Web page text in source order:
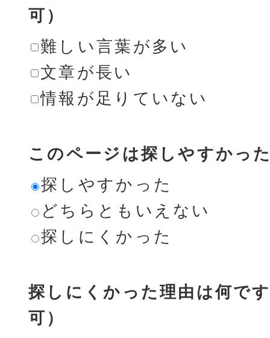
可）
難しい言葉が多い
文章が長い
情報が足りていない
このページは探しやすかっ
探しやすかった
どちらともいえない
探しにくかった
探しにくかった理由は何で
可）